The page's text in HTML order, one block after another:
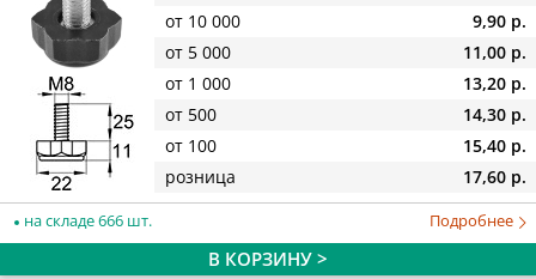
от 10 000
9,90 р.
от 5 000
11,00 р.
от 1 000
13,20 р.
от 500
14,30 р.
от 100
15,40 р.
розница
17,60 р.
на складе 666 шт. Подробнее
В КОРЗИНУ >